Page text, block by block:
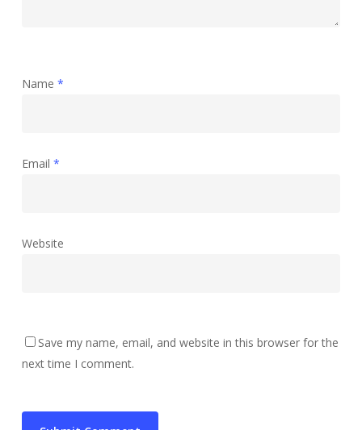
Name *
Email *
Website
Save my name, email, and website in this browser for the
next time I comment.